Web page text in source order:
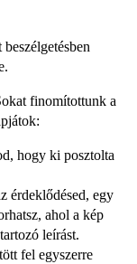
finomítottunk a
hogy ki posztolta
érdeklődésed, egy
ahol a kép
leírást.
fel egyszerre